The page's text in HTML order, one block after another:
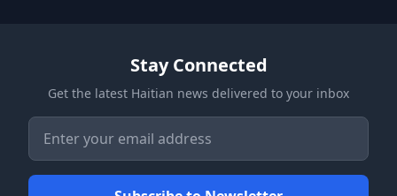
Stay Connected
Get the latest Haitian news delivered to your inbox